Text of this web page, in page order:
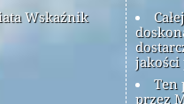
Wskaźnik
jakości
Ten
przez